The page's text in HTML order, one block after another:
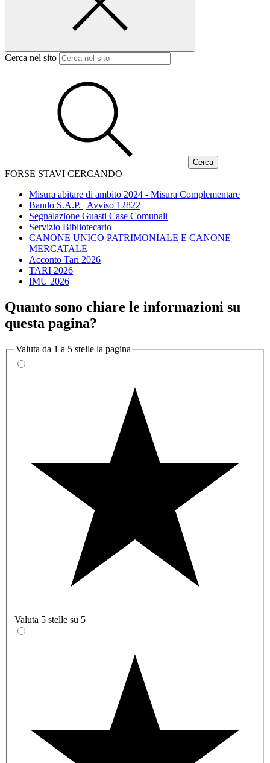
Cerca nel sito
FORSE STAVI CERCANDO
Misura abitare di ambito 2024 - Misura Complementare
Bando S.A.P. | Avviso 12822
Segnalazione Guasti Case Comunali
Servizio Bibliotecario
CANONE UNICO PATRIMONIALE E CANONE
MERCATALE
Acconto Tari 2026
TARI 2026
IMU 2026
Quanto sono chiare le informazioni su
questa pagina?
Valuta da 1 a 5 stelle la pagina
Valuta 5 stelle su 5